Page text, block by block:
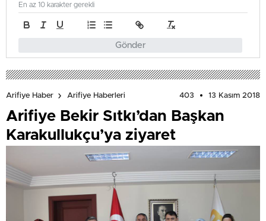
Gönder
En az 10 karakter gerekli
Arifiye Haber Arifiye Haberleri 403 13 Kasım 2018
Arifiye Bekir Sıtkı’dan Başkan
Karakullukçu’ya ziyaret